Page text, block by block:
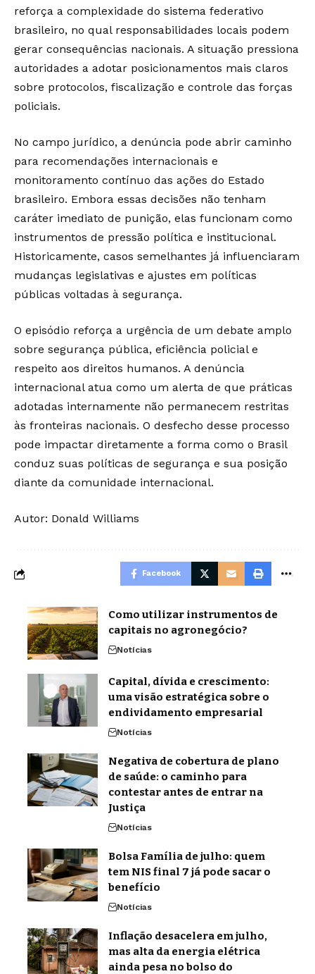
reforça a complexidade do sistema federativo
brasileiro, no qual responsabilidades locais podem
gerar consequências nacionais. A situação pressiona
autoridades a adotar posicionamentos mais claros
sobre protocolos, fiscalização e controle das forças
policiais.
No campo jurídico, a denúncia pode abrir caminho
para recomendações internacionais e
monitoramento contínuo das ações do Estado
brasileiro. Embora essas decisões não tenham
caráter imediato de punição, elas funcionam como
instrumentos de pressão política e institucional.
Historicamente, casos semelhantes já influenciaram
mudanças legislativas e ajustes em políticas
públicas voltadas à segurança.
O episódio reforça a urgência de um debate amplo
sobre segurança pública, eficiência policial e
respeito aos direitos humanos. A denúncia
internacional atua como um alerta de que práticas
adotadas internamente não permanecem restritas
às fronteiras nacionais. O desfecho desse processo
pode impactar diretamente a forma como o Brasil
conduz suas políticas de segurança e sua posição
diante da comunidade internacional.
Autor: Donald Williams
Facebook
Como utilizar instrumentos de
capitais no agronegócio?
Notícias
Capital, dívida e crescimento:
uma visão estratégica sobre o
endividamento empresarial
Notícias
Negativa de cobertura de plano
de saúde: o caminho para
contestar antes de entrar na
Justiça
Notícias
Bolsa Família de julho: quem
tem NIS final 7 já pode sacar o
benefício
Notícias
Inflação desacelera em julho,
mas alta da energia elétrica
ainda pesa no bolso do